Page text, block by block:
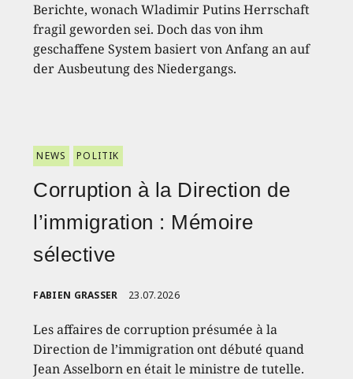
Berichte, wonach Wladimir Putins Herrschaft
fragil geworden sei. Doch das von ihm
geschaffene System basiert von Anfang an auf
der Ausbeutung des Niedergangs.
NEWS POLITIK
Corruption à la Direction de
l’immigration : Mémoire
sélective
FABIEN GRASSER 23.07.2026
Les affaires de corruption présumée à la
Direction de l’immigration ont débuté quand
Jean Asselborn en était le ministre de tutelle.